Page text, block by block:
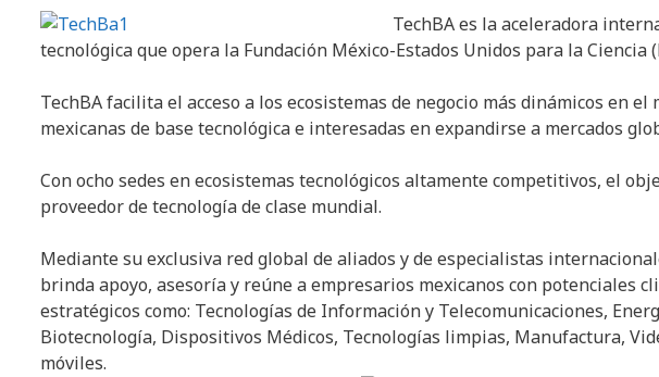
TechBA es la aceleradora
tecnológica que opera la Fundación México-Estados Unidos para la Ciencia
TechBA facilita el acceso a los ecosistemas de negocio más dinámicos en
mexicanas de base tecnológica e interesadas en expandirse a mercados
Con ocho sedes en ecosistemas tecnológicos altamente competitivos, el
proveedor de tecnología de clase mundial.
Mediante su exclusiva red global de aliados y de especialistas
brinda apoyo, asesoría y reúne a empresarios mexicanos con potenciales
estratégicos como: Tecnologías de Información y Telecomunicaciones,
Biotecnología, Dispositivos Médicos, Tecnologías limpias, Manufactura,
móviles.